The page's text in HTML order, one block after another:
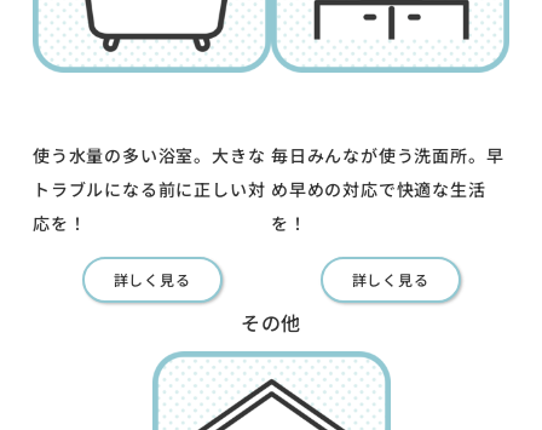
使う水量の多い浴室。大きな
トラブルになる前に正しい対
応を！
詳しく見る
毎日みんなが使う洗面所。早
め早めの対応で快適な生活
を！
詳しく見る
その他